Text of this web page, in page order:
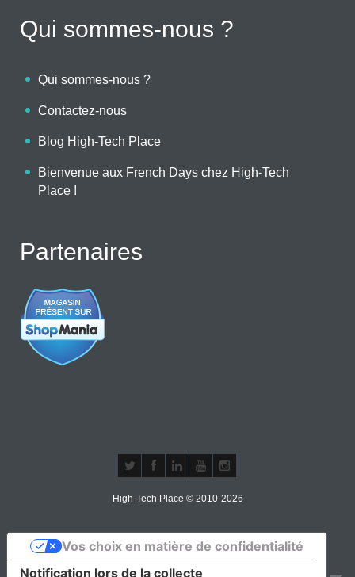
Qui sommes-nous ?
Qui sommes-nous ?
Contactez-nous
Blog High-Tech Place
Bienvenue aux French Days chez High-Tech
Place !
Partenaires
High-Tech Place © 2010-2026
Notification lors de la collecte
Vos choix en matière de confidentialité